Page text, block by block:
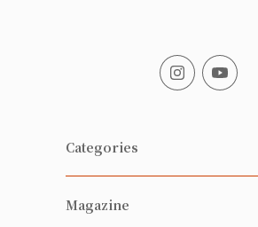
Categories
Fresh Organic/ Pesticide-free
Vegetables
Magazine